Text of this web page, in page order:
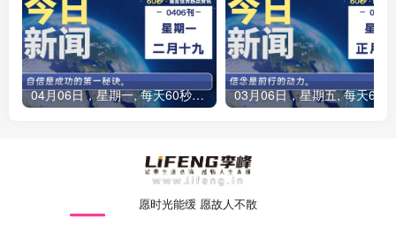
04月06日，星期一, 每天60秒读懂全世界！
愿时光能缓 愿故人不散